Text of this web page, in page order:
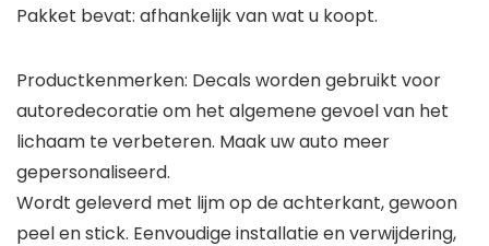
Pakket bevat: afhankelijk van wat u koopt.
Productkenmerken: Decals worden gebruikt voor
autoredecoratie om het algemene gevoel van het
lichaam te verbeteren. Maak uw auto meer
gepersonaliseerd.
Wordt geleverd met lijm op de achterkant, gewoon
peel en stick. Eenvoudige installatie en verwijdering,